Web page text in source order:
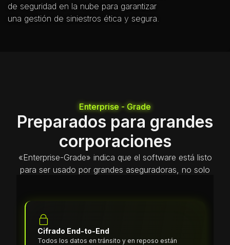
de seguridad en la nube para garantizar
una gestión de siniestros ética y segura.
Enterprise - Grade
Preparados para grandes
corporaciones
«Enterprise-Grade» indica que el software está listo
para ser usado por grandes aseguradoras, no solo
Cifrado End-to-End
Todos los datos en tránsito y en reposo están